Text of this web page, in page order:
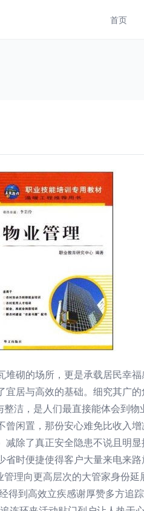
首页
砌的场所，更是承载居民幸
居与高效的基础。细究其广
洁，是人们最直接能体会到
闲置，那份安心难免比收入
除了真正安全隐患不说且明
省时便捷使得客户大量来电
理向更高层次的大管家身份
到高效立疾感谢厚赞多方追